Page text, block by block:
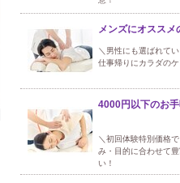
メンズにオススメ
＼男性にも選ばれて
仕事帰りにカラダの
4000円以下のお
＼初回体験特別価格
み・目的に合わせて
い！